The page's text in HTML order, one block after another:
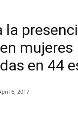
la
mujeres
en 44
6, 2017